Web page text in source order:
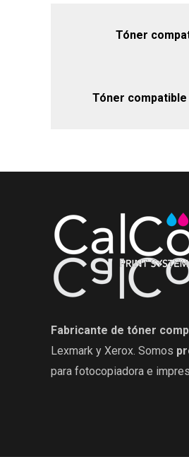
Tóner
Tóner
Fabricante de tóner
Lexmark y Xerox. Somos
para fotocopiadora e